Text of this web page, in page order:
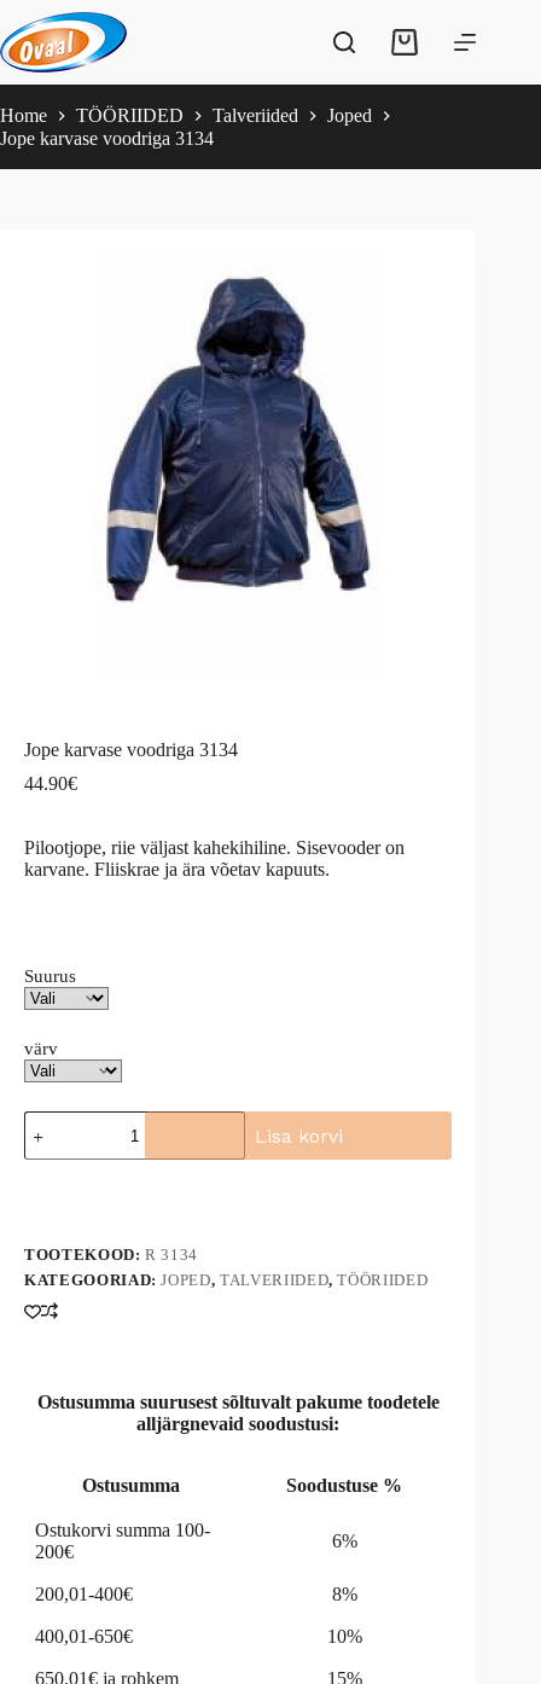
to
content
Shopping
Home TÖÖRIIDED Talveriided
Joped
Jope karvase voodriga 3134
Jope karvase voodriga 3134
44.90€
Pilootjope, riie väljast kahekihiline. Sisevooder on
karvane. Fliiskrae ja ära võetav kapuuts.
Suurus
värv
Jope
karvase
voodriga
Lisa korvi
r
n
a
t
TOOTEKOOD:R 3134
KATEGOORIAD:JOPED,TALVERIIDED,TÖÖRIIDED
Ostusumma suurusest sõltuvalt pakume toodetele
alljärgnevaid soodustusi:
Ostusumma Soodustuse %
Ostukorvi summa 100-
200€
6%
200,01-400€ 8%
400,01-650€ 10%
650,01€ ja rohkem 15%